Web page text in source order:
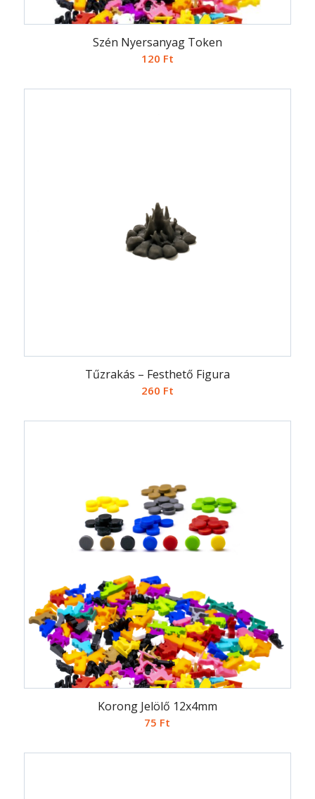
Szén Nyersanyag Token
120 Ft
Tűzrakás – Festhető Figura
260 Ft
Korong Jelölő 12x4mm
75 Ft